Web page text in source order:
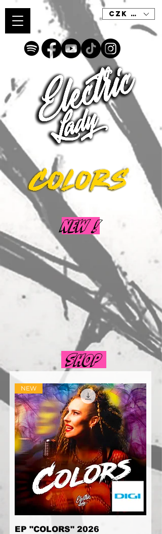
CZK (Kč)
new !
SHOP
NEW
EP "COLORS" 2026